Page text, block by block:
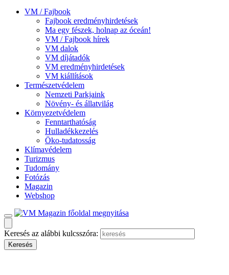
VM / Fajbook
Fajbook eredményhirdetések
Ma egy fészek, holnap az óceán!
VM / Fajbook hírek
VM dalok
VM díjátadók
VM eredményhirdetések
VM kiállítások
Természetvédelem
Nemzeti Parkjaink
Növény- és állatvilág
Környezetvédelem
Fenntarthatóság
Hulladékkezelés
Öko-tudatosság
Klímavédelem
Turizmus
Tudomány
Fotózás
Magazin
Webshop
Keresés az alábbi kulcsszóra: